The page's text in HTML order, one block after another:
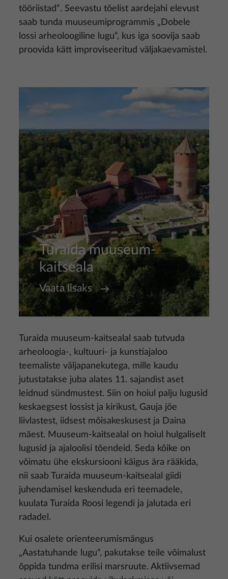
tööriistad“. Seevastu tõelist aardejahi elevust
saab tunda muuseumiprogrammis „Dobele
lossi arheoloogiline lugu“, kus iga soovija saab
proovida kätt improviseeritud väljakaevamistel.
Turaida muuseum-
kaitseala
Vaata lisaks
Turaida muuseum-kaitsealal saab tutvuda
arheoloogia-, kultuuri- ja kunstiajaloo
teemaliste väljapanekutega, mille kaudu
jutustatakse juba alates 11. sajandist aset
leidnud sündmustest. Siin on hoiul palju lugusid
keskaegsest lossist ja kirikust, Gauja jõe
liivlastest, iidsest mõisakeskusest ja Daina
mäest. Muuseum-kaitsealal on hoiul hulgaliselt
lugusid ja ajaloolisi tõendeid. Seda kõike on
võimatu ühe ekskursiooni käigus ära rääkida,
nii saab Turaida muuseum-kaitsealal giidi
juhendamisel keskenduda eri teemadele,
kuulata Turaida Roosi legendi ja jalutada eri
radadel.
Kui osalete orienteerumismängus
„Aastatuhande lugu“, pakutakse teile võimalust
õppida tundma erilisi marsruute. Aktiivsemad